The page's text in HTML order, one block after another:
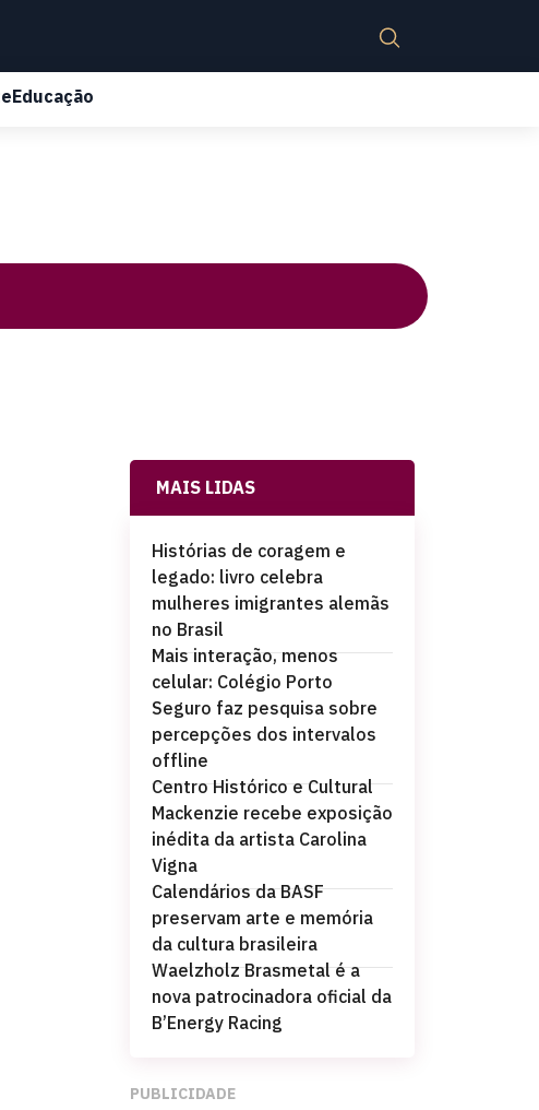
Educação
MAIS LIDAS
Histórias de coragem e
legado: livro celebra
mulheres imigrantes alemãs
no Brasil
Mais interação, menos
celular: Colégio Porto
Seguro faz pesquisa sobre
percepções dos intervalos
offline
Centro Histórico e Cultural
Mackenzie recebe exposição
inédita da artista Carolina
Vigna
Calendários da BASF
preservam arte e memória
da cultura brasileira
Waelzholz Brasmetal é a
nova patrocinadora oficial da
B’Energy Racing
PUBLICIDADE